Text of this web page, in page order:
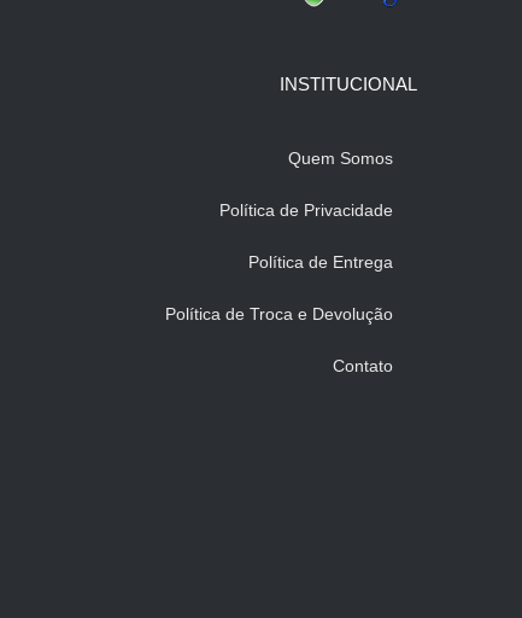
INSTITUCIONAL
Quem Somos
Política de Privacidade
Política de Entrega
Política de Troca e Devolução
Contato